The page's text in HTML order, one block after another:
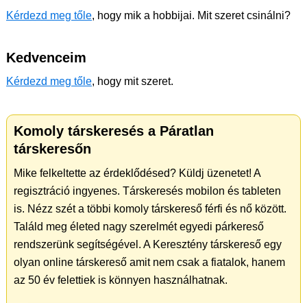
Kérdezd meg tőle, hogy mik a hobbijai. Mit szeret csinálni?
Kedvenceim
Kérdezd meg tőle, hogy mit szeret.
Komoly társkeresés a Páratlan
társkeresőn
Mike felkeltette az érdeklődésed? Küldj üzenetet! A
regisztráció ingyenes. Társkeresés mobilon és tableten
is. Nézz szét a többi komoly társkereső férfi és nő között.
Találd meg életed nagy szerelmét egyedi párkereső
rendszerünk segítségével. A Keresztény társkereső egy
olyan online társkereső amit nem csak a fiatalok, hanem
az 50 év felettiek is könnyen használhatnak.